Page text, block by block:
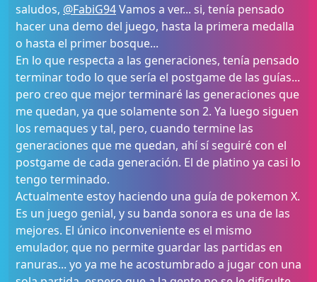
saludos, @FabiG94Vamos a ver... si, tenía pensado
hacer una demo del juego, hasta la primera medalla
o hasta el primer bosque...
En lo que respecta a las generaciones, tenía pensado
terminar todo lo que sería el postgame de las guías...
pero creo que mejor terminaré las generaciones que
me quedan, ya que solamente son 2. Ya luego siguen
los remaques y tal, pero, cuando termine las
generaciones que me quedan, ahí sí seguiré con el
postgame de cada generación. El de platino ya casi lo
tengo terminado.
Actualmente estoy haciendo una guía de pokemon X.
Es un juego genial, y su banda sonora es una de las
mejores. El único inconveniente es el mismo
emulador, que no permite guardar las partidas en
ranuras... yo ya me he acostumbrado a jugar con una